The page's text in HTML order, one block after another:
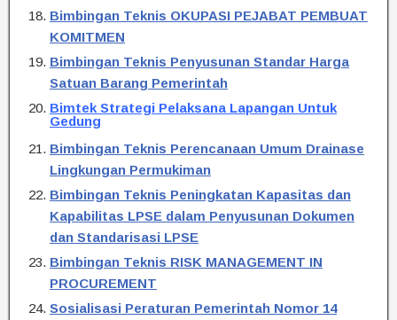
Bimbingan Teknis OKUPASI PEJABAT PEMBUAT
KOMITMEN
Bimbingan Teknis Penyusunan Standar Harga
Satuan Barang Pemerintah
Bimtek Strategi Pelaksana Lapangan Untuk
Gedung
Bimbingan Teknis Perencanaan Umum Drainase
Lingkungan Permukiman
Bimbingan Teknis Peningkatan Kapasitas dan
Kapabilitas LPSE dalam Penyusunan Dokumen
dan Standarisasi LPSE
Bimbingan Teknis RISK MANAGEMENT IN
PROCUREMENT
Sosialisasi Peraturan Pemerintah Nomor 14